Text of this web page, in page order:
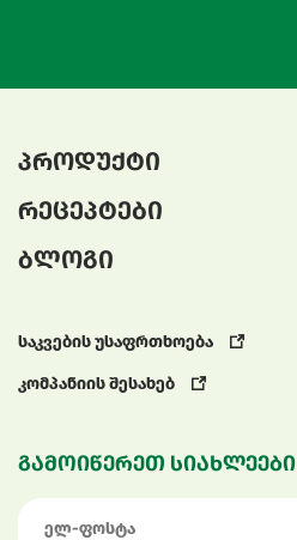
პროდუქტი
რეცეპტები
ბლოგი
საკვების უსაფრთხოება
კომპანიის შესახებ
გამოიწერეთ სიახლეები